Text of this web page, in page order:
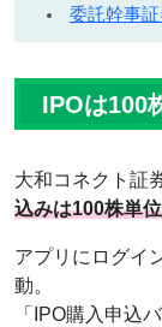
委託幹事証
IPOは100
大和コネクト証
込みは100株単位
アプリにログイ
動。
「IPO購入申込